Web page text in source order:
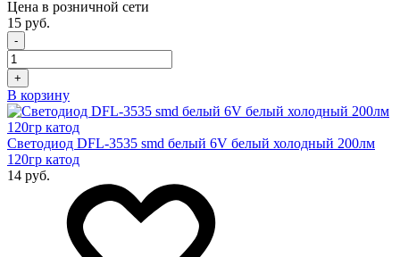
Цена в розничной сети
15 руб.
-
+
В корзину
Светодиод DFL-3535 smd белый 6V белый холодный 200лм
120гр катод
14 руб.